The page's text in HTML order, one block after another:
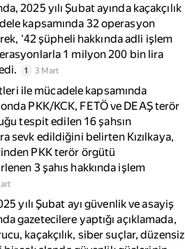
2025 yılı Şubat ayında kaçakçılık
kapsamında 32 operasyon
'42 şüpheli hakkında adli işlem
1 milyon 200 bin lira
1 3 Mart
ile mücadele kapsamında
PKK/KCK, FETÖ ve DEAŞ terör
tespit edilen 16 şahsın
sevk edildiğini belirten Kızılkaya,
PKK terör örgütü
3 şahıs hakkında işlem
yılı Şubat ayı güvenlik ve asayiş
gazetecilere yaptığı açıklamada,
kaçakçılık, siber suçlar, düzensiz